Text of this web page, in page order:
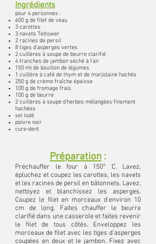
Ingrédients
pour 4 personnes :
600 g de filet de veau
3 carottes
3 navets Teltower
2 racines de persil
8 tiges d'asperges vertes
2 cuillères à soupe de beurre clarifié
4 tranches de jambon séché à l'air
150 ml de bouillon de légumes
1 cuillère à café de thym et de marjolaine hachés
250 g de crème fraîche épaisse
100 g de fromage frais
100 g de beurre
2 cuillères à soupe d'herbes mélangées finement
hachées
sel iodé
poivre noir
cure-dent
Préparation :
Préchauffer le four à 150° C. Lavez,
épluchez et coupez les carottes, les navets
et les racines de persil en bâtonnets. Lavez,
nettoyez et blanchissez les asperges.
Coupez le filet en morceaux d’environ 10
cm de long. Faites chauffer le beurre
clarifié dans une casserole et faites revenir
le filet de tous côtés. Enveloppez les
morceaux de filet avec les tiges d’asperges
coupées en deux et le jambon. Fixez avec